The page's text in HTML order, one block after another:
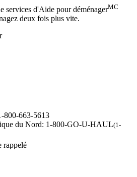
services d'Aide pour déménagerMC
deux fois plus vite.
800-663-5613
du Nord: 1-800-GO-U-HAUL(1-
rappelé